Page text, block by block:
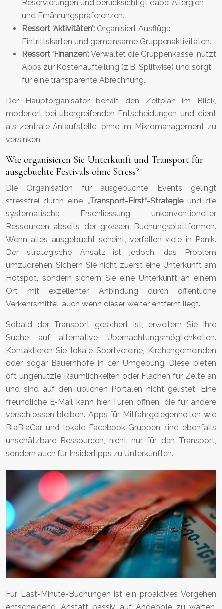
Reservierungen und berücksichtigt dabei Allergien
und Ernährungspräferenzen.
Ressort ‘Aktivitäten’: Organisiert Ausflüge,
Eintrittskarten und gemeinsame Gruppenaktivitäten.
Ressort ‘Finanzen’:Verwaltet die Gruppenkasse, nutzt
Apps zur Kostenaufteilung (z.B. Splitwise) und sorgt
für eine transparente Abrechnung.
Der Hauptorganisator behält den Zeitplan im Blick,
moderiert bei übergreifenden Entscheidungen und dient
als zentrale Anlaufstelle, ohne im Mikromanagement zu
versinken.
Wie organisieren Sie Unterkunft und Transport für
ausgebuchte Festivals ohne Stress?
Die Organisation für ausgebuchte Events gelingt
stressfrei durch eine „Transport-First“-Strategieund die
systematische Erschliessung unkonventioneller
Ressourcen abseits der grossen Buchungsplattformen.
Wenn alles ausgebucht scheint, verfallen viele in Panik.
Der strategische Ansatz ist jedoch, das Problem
umzudrehen: Sichern Sie nicht zuerst eine Unterkunft am
Hotspot, sondern sichern Sie eine Unterkunft an einem
Ort mit exzellenter Anbindung durch öffentliche
Verkehrsmittel, auch wenn dieser weiter entfernt liegt.
Sobald der Transport gesichert ist, erweitern Sie Ihre
Suche auf alternative Übernachtungsmöglichkeiten.
Kontaktieren Sie lokale Sportvereine, Kirchengemeinden
oder sogar Bauernhöfe in der Umgebung. Diese bieten
oft ungenutzte Räumlichkeiten oder Flächen für Zelte an
und sind auf den üblichen Portalen nicht gelistet. Eine
freundliche E-Mail kann hier Türen öffnen, die für andere
verschlossen bleiben. Apps für Mitfahrgelegenheiten wie
BlaBlaCar und lokale Facebook-Gruppen sind ebenfalls
unschätzbare Ressourcen, nicht nur für den Transport,
sondern auch für Insidertipps zu Unterkünften.
Für Last-Minute-Buchungen ist ein proaktives Vorgehen
entscheidend. Anstatt passiv auf Angebote zu warten,